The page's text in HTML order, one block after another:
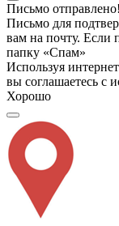
Письмо отправлено!
Письмо для
вам на почту. Если
папку «Спам»
Используя
вы соглашаетесь с
Хорошо